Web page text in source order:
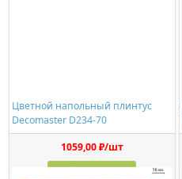
Цветной напольный плинтус
Decomaster D234-70
1059,00 ₽/шт
Купить